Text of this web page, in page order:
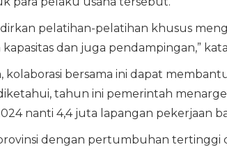
pelatihan-pelatihan khusus
dan juga pendampingan,”
kolaborasi bersama ini dapat
tahun ini pemerintah
nanti 4,4 juta lapangan pekerjaan
dengan pertumbuhan tertinggi